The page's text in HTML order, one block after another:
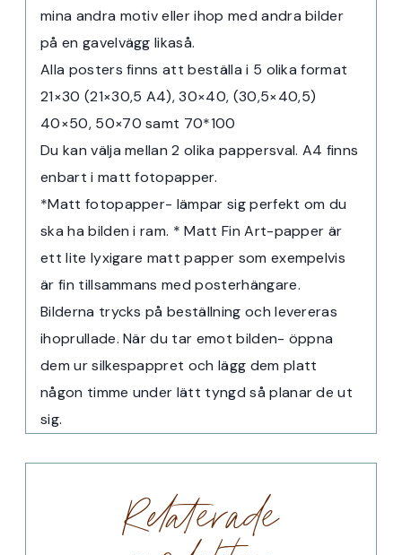
mina andra motiv eller ihop med andra bilder
på en gavelvägg likaså.
Alla posters finns att beställa i 5 olika format
21×30 (21×30,5 A4), 30×40, (30,5×40,5)
40×50, 50×70 samt 70*100
Du kan välja mellan 2 olika pappersval. A4 finns
enbart i matt fotopapper.
*Matt fotopapper- lämpar sig perfekt om du
ska ha bilden i ram. * Matt Fin Art-papper är
ett lite lyxigare matt papper som exempelvis
är fin tillsammans med posterhängare.
Bilderna trycks på beställning och levereras
ihoprullade. När du tar emot bilden- öppna
dem ur silkespappret och lägg dem platt
någon timme under lätt tyngd så planar de ut
sig.
Relaterade